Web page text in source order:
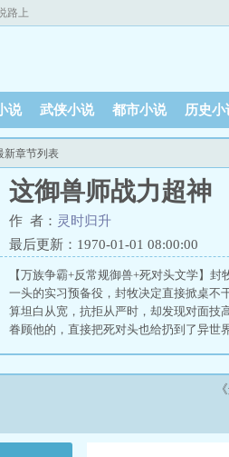
路上
说 武侠小说 都市小说 历史小
新章节列表
这御兽师战力超神
作 者： 灵时归升
最后更新：1970-01-01 08:00:00
【万族争霸+反常规御兽+死对头文学】
一头的实习预备役，封牧决定直接掀桌
算坦白从宽，抗拒从严时，却发现对
眷顾他的，直接把死对头也给扔到了异世